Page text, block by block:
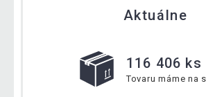
Aktuálne
116 406 ks
Tovaru máme na